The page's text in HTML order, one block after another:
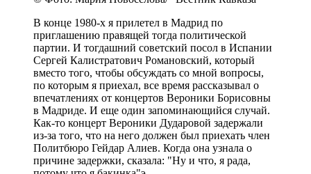
В конце 1980-х я прилетел в Мадрид по
приглашению правящей тогда политической
партии. И тогдашний советский посол в Испании
Сергей Калистратович Романовский, который
вместо того, чтобы обсуждать со мной вопросы,
по которым я приехал, все время рассказывал о
впечатлениях от концертов Вероники Борисовны
в Мадриде. И еще один запоминающийся случай.
Как-то концерт Вероники Дударовой задержали
из-за того, что на него должен был приехать член
Политбюро Гейдар Алиев. Когда она узнала о
причине задержки, сказала: "Ну и что, я рада,